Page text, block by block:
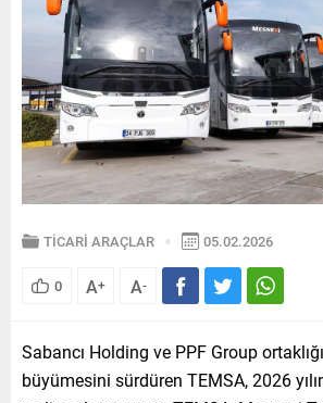
TİCARİ ARAÇLAR 05.02.2026
0 A+ A-
Sabancı Holding ve PPF Group
büyümesini sürdüren TEMSA, 2026